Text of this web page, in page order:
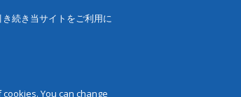
続き当サイトをご利用に
You can change